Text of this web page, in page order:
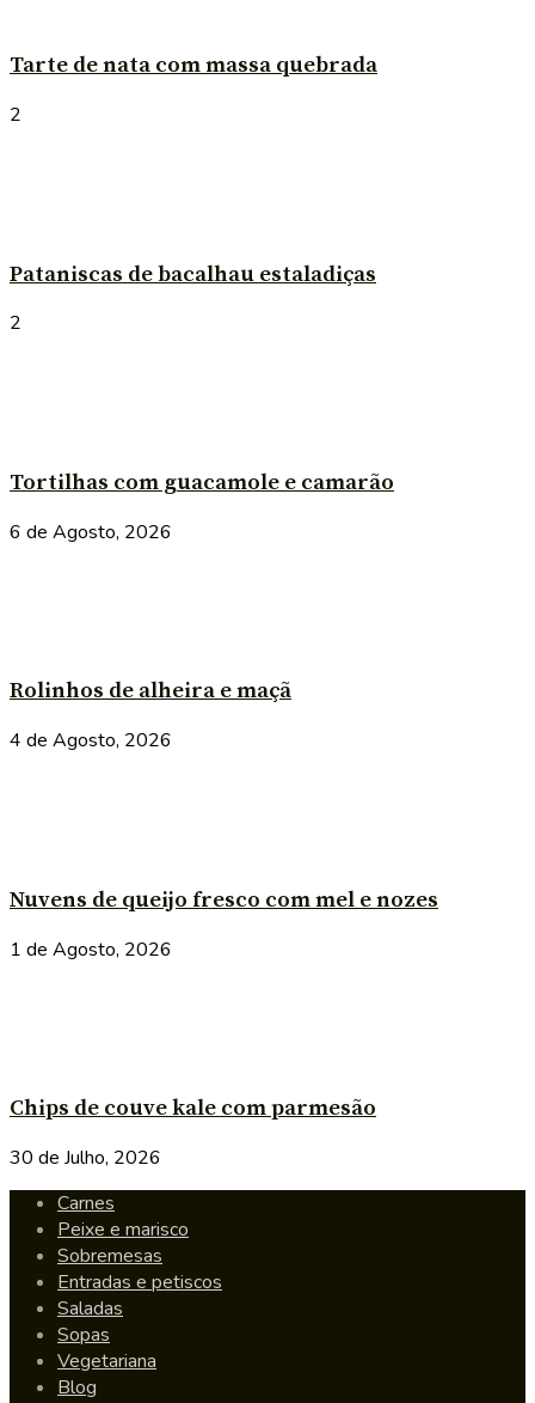
Tarte de nata com massa quebrada
2
Pataniscas de bacalhau estaladiças
2
Tortilhas com guacamole e camarão
6 de Agosto, 2026
Rolinhos de alheira e maçã
4 de Agosto, 2026
Nuvens de queijo fresco com mel e nozes
1 de Agosto, 2026
Chips de couve kale com parmesão
30 de Julho, 2026
Carnes
Peixe e marisco
Sobremesas
Entradas e petiscos
Saladas
Sopas
Vegetariana
Blog